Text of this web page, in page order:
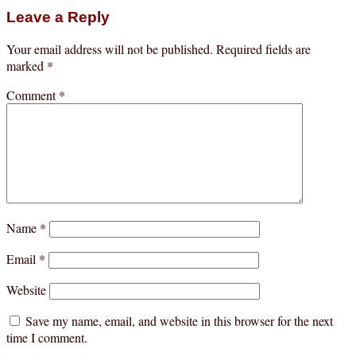
Leave a Reply
Your email address will not be published. Required fields are
marked *
Comment*
Name *
Email *
Website
Save my name, email, and website in this browser for the next
time I comment.